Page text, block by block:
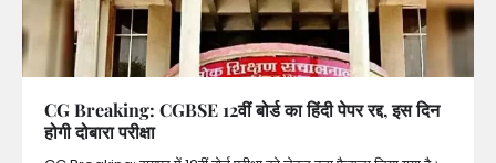
CG Breaking: CGBSE 12वीं बोर्ड का हिंदी पेपर रद्द, इस दिन
होगी दोबारा परीक्षा